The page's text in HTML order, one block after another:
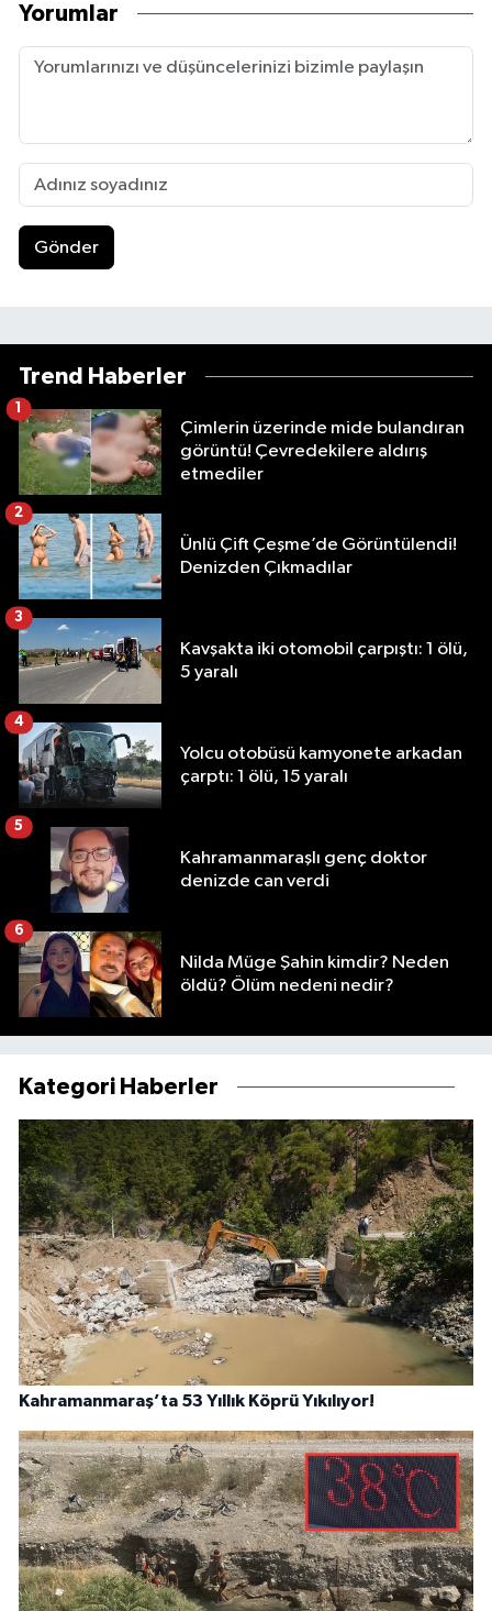
Yorumlar
Gönder
Trend Haberler
Çimlerin üzerinde mide bulandıran
görüntü! Çevredekilere aldırış
etmediler
1
Ünlü Çift Çeşme’de Görüntülendi!
Denizden Çıkmadılar
2
Kavşakta iki otomobil çarpıştı: 1 ölü,
5 yaralı
3
Yolcu otobüsü kamyonete arkadan
çarptı: 1 ölü, 15 yaralı
4
Kahramanmaraşlı genç doktor
denizde can verdi
5
Nilda Müge Şahin kimdir? Neden
öldü? Ölüm nedeni nedir?
6
Kategori Haberler
Kahramanmaraş’ta 53 Yıllık Köprü Yıkılıyor!